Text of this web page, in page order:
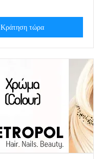
Κράτηση τώρα